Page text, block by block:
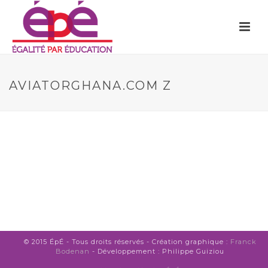
AVIATORGHANA.COM Z
© 2015 ÉpÉ - Tous droits réservés - Création graphique : Franck
Bodenan - Développement : Philippe Guiziou